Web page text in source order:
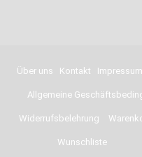
Über uns Kontakt Impressum
Allgemeine
Widerrufsbelehrung
Wunschliste